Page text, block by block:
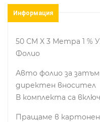
Информация
50 СМ X 3 Метра 1 %
Фолио
Авто фолио за
директен вносител
В комплекта са
Пращаме в